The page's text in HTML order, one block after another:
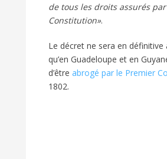
de tous les droits assurés
Constitution».
Le décret ne sera en définitive
qu’en Guadeloupe et en
d’être abrogé par le Premier
1802.